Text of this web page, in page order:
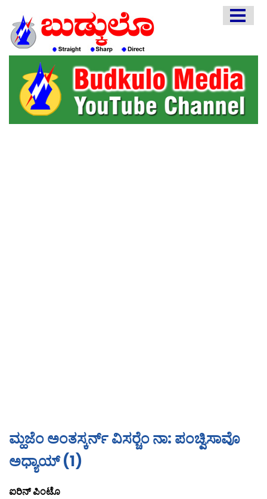
EDITORIAL
ENGLISH
KANNADA
INTERVIEWS
ಮ್ಹಜೆಂ ಅಂತಸ್ಕರ್ನ್ ವಿಸರ‍್ಚೆಂ ನಾ: ಪಂಚ್ವಿಸಾವೊ
ಅಧ್ಯಾಯ್ (1)
ಐರಿನ್ ಪಿಂಟೊ